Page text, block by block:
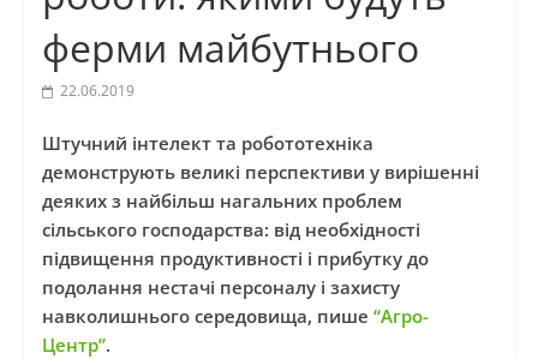
ферми майбутнього
22.06.2019
Штучний інтелект та робототехніка
демонструють великі перспективи у вирішенні
деяких з найбільш нагальних проблем
сільського господарства: від необхідності
підвищення продуктивності і прибутку до
подолання нестачі персоналу і захисту
навколишнього середовища, пише “Агро-
Центр”.